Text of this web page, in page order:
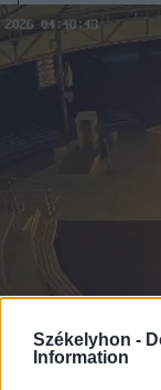
Székelyhon -
Information